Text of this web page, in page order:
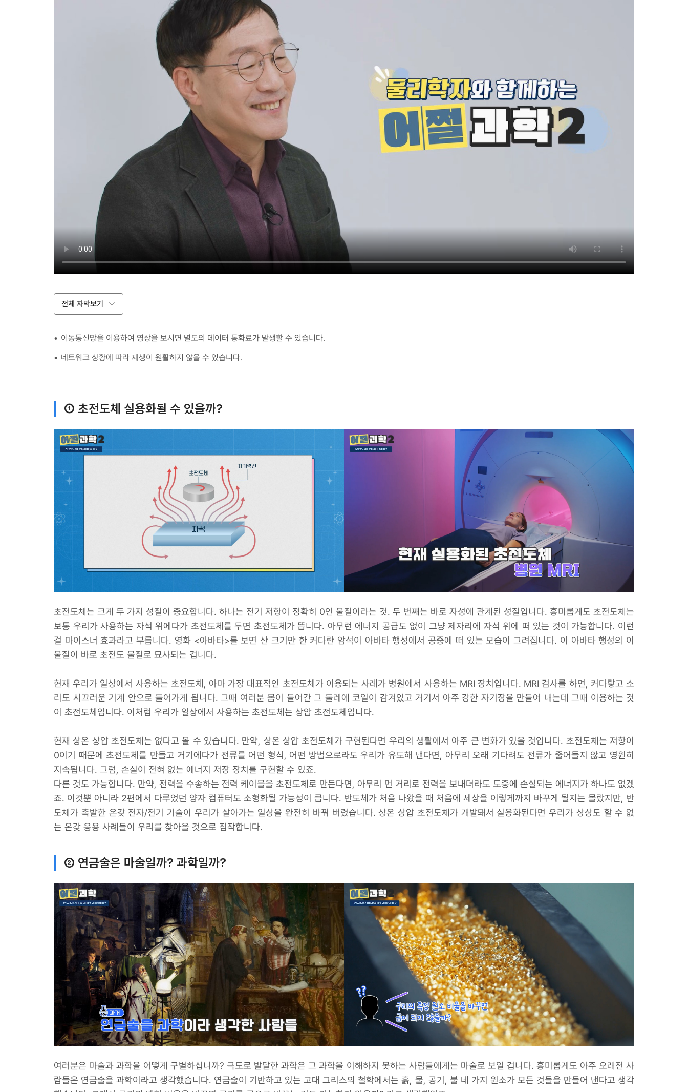
전체 자막보기
이동통신망을 이용하여 영상을 보시면 별도의 데이터 통화료가 발생할 수 있습니다.
네트워크 상황에 따라 재생이 원활하지 않을 수 있습니다.
① 초전도체 실용화될 수 있을까?
초전도체는 크게 두 가지 성질이 중요합니다. 하나는 전기 저항이 정확히 0인 물질이라는 것. 두 번째는 바로 자성에 관계된 성질입니다. 흥미롭게도 초전도체는
보통 우리가 사용하는 자석 위에다가 초전도체를 두면 초전도체가 뜹니다. 아무런 에너지 공급도 없이 그냥 제자리에 자석 위에 떠 있는 것이 가능합니다. 이런
걸 마이스너 효과라고 부릅니다. 영화 <아바타>를 보면 산 크기만 한 커다란 암석이 아바타 행성에서 공중에 떠 있는 모습이 그려집니다. 이 아바타 행성의 이
물질이 바로 초전도 물질로 묘사되는 겁니다.
현재 우리가 일상에서 사용하는 초전도체, 아마 가장 대표적인 초전도체가 이용되는 사례가 병원에서 사용하는 MRI 장치입니다. MRI 검사를 하면, 커다랗고 소
리도 시끄러운 기계 안으로 들어가게 됩니다. 그때 여러분 몸이 들어간 그 둘레에 코일이 감겨있고 거기서 아주 강한 자기장을 만들어 내는데 그때 이용하는 것
이 초전도체입니다. 이처럼 우리가 일상에서 사용하는 초전도체는 상압 초전도체입니다.
현재 상온 상압 초전도체는 없다고 볼 수 있습니다. 만약, 상온 상압 초전도체가 구현된다면 우리의 생활에서 아주 큰 변화가 있을 것입니다. 초전도체는 저항이
0이기 때문에 초전도체를 만들고 거기에다가 전류를 어떤 형식, 어떤 방법으로라도 우리가 유도해 낸다면, 아무리 오래 기다려도 전류가 줄어들지 않고 영원히
지속됩니다. 그럼, 손실이 전혀 없는 에너지 저장 장치를 구현할 수 있죠.
다른 것도 가능합니다. 만약, 전력을 수송하는 전력 케이블을 초전도체로 만든다면, 아무리 먼 거리로 전력을 보내더라도 도중에 손실되는 에너지가 하나도 없겠
죠. 이것뿐 아니라 2편에서 다루었던 양자 컴퓨터도 소형화될 가능성이 큽니다. 반도체가 처음 나왔을 때 처음에 세상을 이렇게까지 바꾸게 될지는 몰랐지만, 반
도체가 촉발한 온갖 전자/전기 기술이 우리가 살아가는 일상을 완전히 바꿔 버렸습니다. 상온 상압 초전도체가 개발돼서 실용화된다면 우리가 상상도 할 수 없
는 온갖 응용 사례들이 우리를 찾아올 것으로 짐작합니다.
② 연금술은 마술일까? 과학일까?
여러분은 마술과 과학을 어떻게 구별하십니까? 극도로 발달한 과학은 그 과학을 이해하지 못하는 사람들에게는 마술로 보일 겁니다. 흥미롭게도 아주 오래전 사
람들은 연금술을 과학이라고 생각했습니다. 연금술이 기반하고 있는 고대 그리스의 철학에서는 흙, 물, 공기, 불 네 가지 원소가 모든 것들을 만들어 낸다고 생각